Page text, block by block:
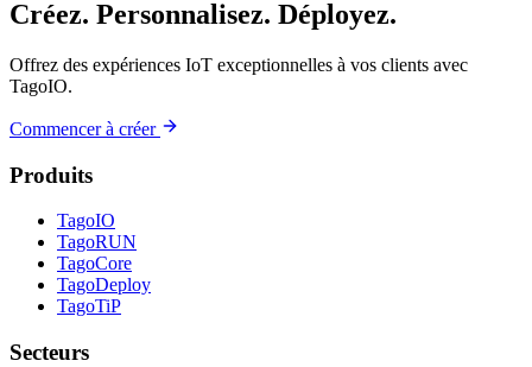
Créez. Personnalisez. Déployez.
Offrez des expériences IoT exceptionnelles à vos clients avec
TagoIO.
Commencer à créer
Produits
TagoIO
TagoRUN
TagoCore
TagoDeploy
TagoTiP
Secteurs